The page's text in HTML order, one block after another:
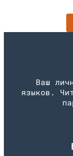
Ваш
языков.